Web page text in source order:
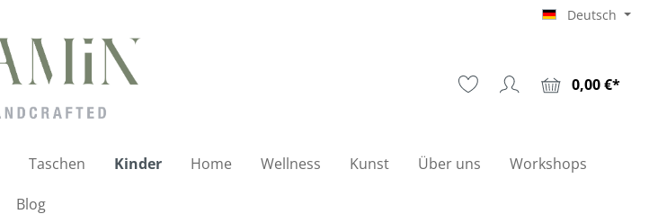
Deutsch
0,00 €*
Taschen Kinder Home Wellness Kunst Über uns Workshops
Blog